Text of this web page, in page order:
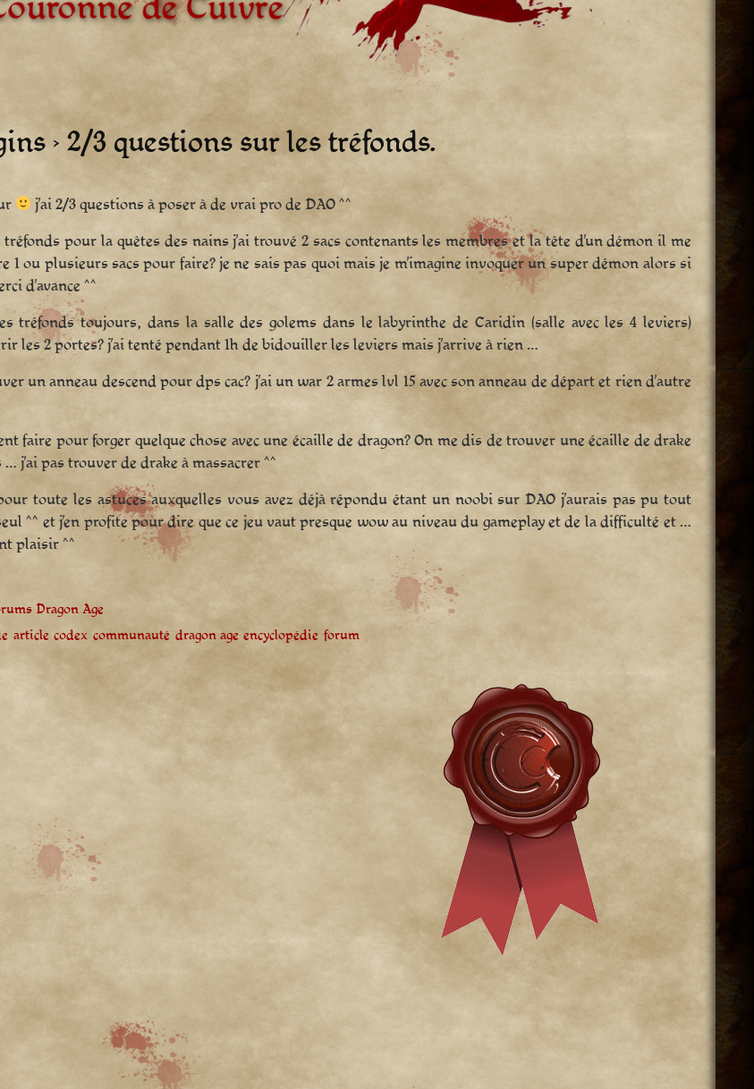
› 2/3 questions sur les tréfonds.
j’ai 2/3 questions à poser à de vrai pro de DAO ^^
tréfonds pour la quêtes des nains j’ai trouvé 2 sacs contenants les membres et la tête d’un démon il me
1 ou plusieurs sacs pour faire? je ne sais pas quoi mais je m’imagine invoquer un super démon alors si
d’avance ^^
tréfonds toujours, dans la salle des golems dans le labyrinthe de Caridin (salle avec les 4 leviers)
les 2 portes? j’ai tenté pendant 1h de bidouiller les leviers mais j’arrive à rien …
un anneau descend pour dps cac? j’ai un war 2 armes lvl 15 avec son anneau de départ et rien d’autre
faire pour forger quelque chose avec une écaille de dragon? On me dis de trouver une écaille de drake
… j’ai pas trouver de drake à massacrer ^^
toute les astuces auxquelles vous avez déjà répondu étant un noobi sur DAO j’aurais pas pu tout
^^ et j’en profite pour dire que ce jeu vaut presque wow au niveau du gameplay et de la difficulté et …
plaisir ^^
Dragon Age
article codex communauté dragon age encyclopédie forum